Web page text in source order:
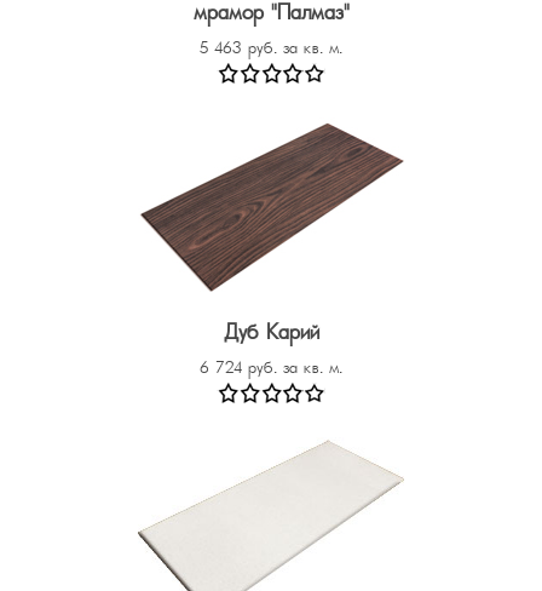
мрамор "Палмаз"
5 463 руб. за кв. м.
Дуб Карий
6 724 руб. за кв. м.